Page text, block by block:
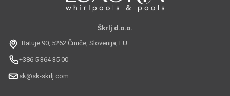
Škrlj d.o.o.
Batuje 90, 5262 Črniče, Slovenija, EU
+386 5 364 35 00
sk@sk-skrlj.com